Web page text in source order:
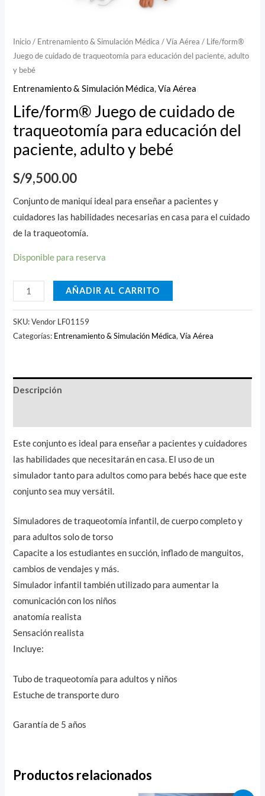
Inicio/ Entrenamiento & Simulación Médica /Vía Aérea / Life/form®
Juego de cuidado de traqueotomía para educación del paciente, adulto
y bebé
Entrenamiento & Simulación Médica,Vía Aérea
Life/form® Juego de cuidado de
traqueotomía para educación del
paciente, adulto y bebé
S/9,500.00
Conjunto de maniquí ideal para enseñar a pacientes y
cuidadores las habilidades necesarias en casa para el cuidado
de la traqueotomía.
Disponible para reserva
AÑADIR AL CARRITO
SKU:Vendor LF01159
Categorías: Entrenamiento & Simulación Médica,Vía Aérea
Descripción
Este conjunto es ideal para enseñar a pacientes y cuidadores
las habilidades que necesitarán en casa. El uso de un
simulador tanto para adultos como para bebés hace que este
conjunto sea muy versátil.
Simuladores de traqueotomía infantil, de cuerpo completo y
para adultos solo de torso
Capacite a los estudiantes en succión, inflado de manguitos,
cambios de vendajes y más.
Simulador infantil también utilizado para aumentar la
comunicación con los niños
anatomía realista
Sensación realista
Incluye:
Tubo de traqueotomía para adultos y niños
Estuche de transporte duro
Garantía de 5 años
Productos relacionados